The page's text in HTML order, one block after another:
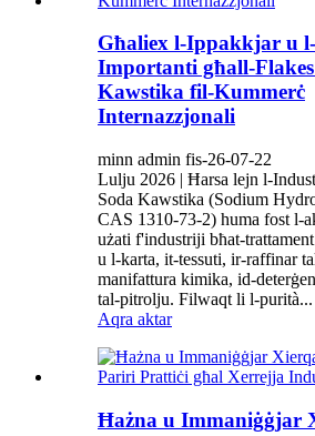
Għaliex l-Ippakkjar u
Importanti għall-Flakes
Kawstika fil-Kummerċ
Internazzjonali
minn admin fis-26-07-22
Lulju 2026 | Ħarsa lejn l-
Soda Kawstika (Sodium
CAS 1310-73-2) huma fost l-
użati f'industriji bħat-
u l-karta, it-tessuti, ir-raffinar
manifattura kimika, id-
tal-pitrolju. Filwaqt li l-purità...
Aqra aktar
Ħażna u Immaniġġjar